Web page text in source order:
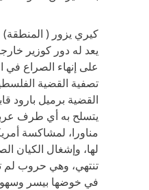
كيري يزور ( المنطقة)
يعد له دور كوزير
على إنهاء الصراع
تصفية القضية
القضية برميل بارود
يتسلح به أي طرف
مناورا، لمشاكسة
لها، وإشغال الكيان
تنتهي، وهي حروب لم
في خوضها بيسر